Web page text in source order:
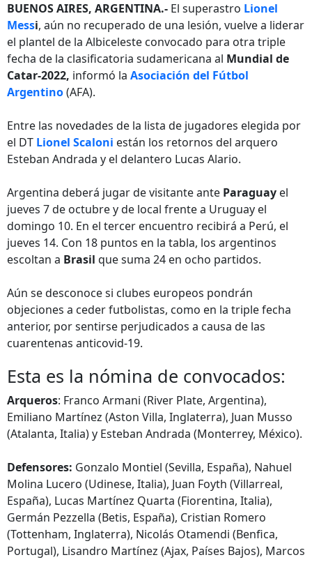
BUENOS AIRES, ARGENTINA.- El superastro Lionel
Messi, aún no recuperado de una lesión, vuelve a liderar
el plantel de la Albiceleste convocado para otra triple
fecha de la clasificatoria sudamericana al Mundial de
Catar-2022, informó la Asociación del Fútbol
Argentino(AFA).
Entre las novedades de la lista de jugadores elegida por
el DT Lionel Scaloni están los retornos del arquero
Esteban Andrada y el delantero Lucas Alario.
Argentina deberá jugar de visitante ante Paraguay el
jueves 7 de octubre y de local frente a Uruguay el
domingo 10. En el tercer encuentro recibirá a Perú, el
jueves 14. Con 18 puntos en la tabla, los argentinos
escoltan a Brasil que suma 24 en ocho partidos.
Aún se desconoce si clubes europeos pondrán
objeciones a ceder futbolistas, como en la triple fecha
anterior, por sentirse perjudicados a causa de las
cuarentenas anticovid-19.
Esta es la nómina de convocados:
Arqueros: Franco Armani (River Plate, Argentina),
Emiliano Martínez (Aston Villa, Inglaterra), Juan Musso
(Atalanta, Italia) y Esteban Andrada (Monterrey, México).
Defensores: Gonzalo Montiel (Sevilla, España), Nahuel
Molina Lucero (Udinese, Italia), Juan Foyth (Villarreal,
España), Lucas Martínez Quarta (Fiorentina, Italia),
Germán Pezzella (Betis, España), Cristian Romero
(Tottenham, Inglaterra), Nicolás Otamendi (Benfica,
Portugal), Lisandro Martínez (Ajax, Países Bajos), Marcos